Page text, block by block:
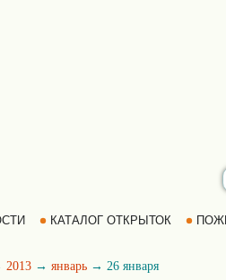
КАТАЛОГ ОТКРЫТОК
2013 → январь → 26 января